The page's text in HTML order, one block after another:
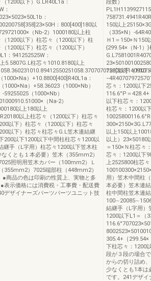
1200以下）G.LR40L1a：
：
：
：800[400]180以
（Nb-2）1000180以上柱
1200以下）柱芯々（1200以下）柱
1200以下）柱芯々（1200以下）
：941252525W：
5.5807G.L柱芯々1010.8180以上
1000×Na）+10.8800[400]R40L1a：
1000×Na）+58.36023（1000×Nb）
59255025（1000×Nb）
（Na-2）
以上180以上
以上柱芯々（1200以下）柱芯々
以下）柱芯々（1200以下）柱芯々
以下）柱芯々柱芯々G.L笠木連結継
200以下1200以下中間柱柱芯々1200以
継手（L字用）柱芯々1200以下笠木柱
くとも１本必要）笠木（355mm2）
照明用笠木カバー（100mm2）Ｌ
355mm2）7025端部柱（448mm2）
商品の色は印刷の性質上、実物と多
表示価格には消費税・工事費・配送費
デザイナーズパーツパーツユニット技
段数）
150以上
（335×N）-
Ｈ1＝150×Ｎ150
{299.54×（N-1）
1200以下（
芯々：1200以下
116.6°P＝
以下柱芯々：
柱芯々：1200以
以上150以上
以上）23×50180
＝150×Ｎ柱芯々
芯々：1200以下
上2525800柱芯
用）笠木中間柱
本必要）笠木連
柱中間柱笠木連
結継手（L字用
1200以下L1＝（
305.4+｛
下柱芯々：1200
段が３段の場合
からの切り詰め
少なくとも1本は
です。241デザイ